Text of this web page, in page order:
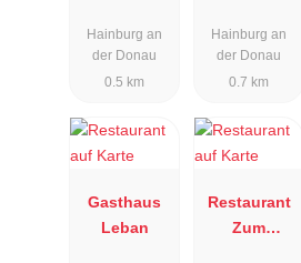
Hainburg an
der Donau
0.5 km
Hainburg an
der Donau
0.7 km
Gasthaus
Leban
Restaurant
Zum